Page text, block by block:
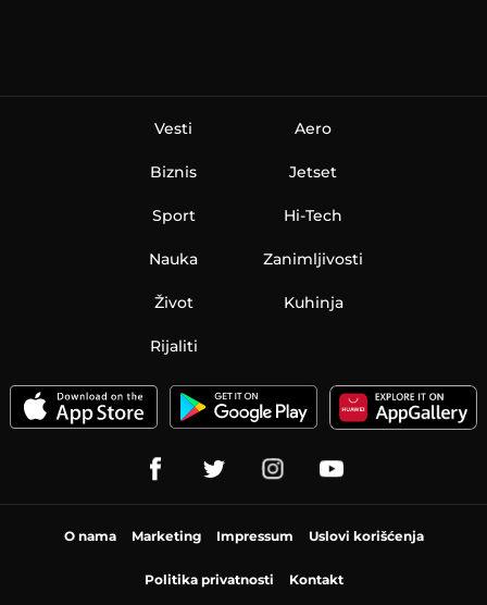
Vesti
Biznis
Sport
Nauka
Aero
Jetset
Hi-Tech
Zanimljivosti
Život Kuhinja
Rijaliti
O nama Marketing Impressum Uslovi korišćenja
Politika privatnosti Kontakt